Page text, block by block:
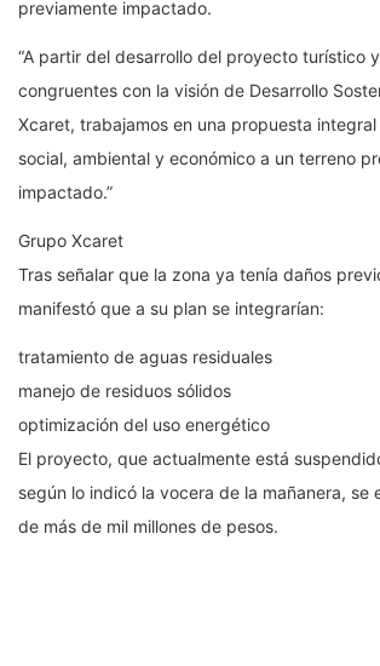
previamente impactado.
“A partir del desarrollo del proyecto turístico
congruentes con la visión de Desarrollo
Xcaret, trabajamos en una propuesta
social, ambiental y económico a un terreno
impactado.”
Grupo Xcaret
Tras señalar que la zona ya tenía daños
manifestó que a su plan se integrarían:
tratamiento de aguas residuales
manejo de residuos sólidos
optimización del uso energético
El proyecto, que actualmente está
según lo indicó la vocera de la mañanera, se
de más de mil millones de pesos.